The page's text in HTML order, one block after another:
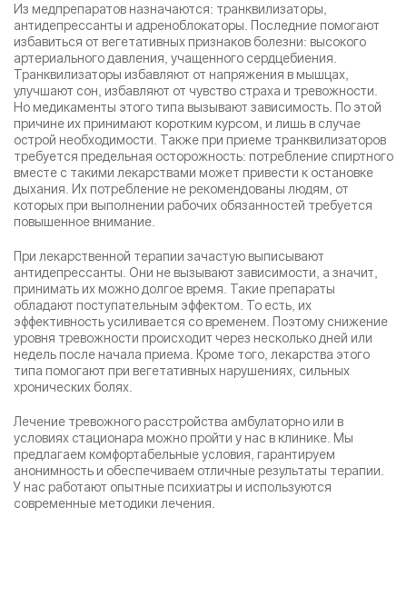
Из медпрепаратов назначаются: транквилизаторы,
антидепрессанты и адреноблокаторы. Последние помогают
избавиться от вегетативных признаков болезни: высокого
артериального давления, учащенного сердцебиения.
Транквилизаторы избавляют от напряжения в мышцах,
улучшают сон, избавляют от чувство страха и тревожности.
Но медикаменты этого типа вызывают зависимость. По этой
причине их принимают коротким курсом, и лишь в случае
острой необходимости. Также при приеме транквилизаторов
требуется предельная осторожность: потребление спиртного
вместе с такими лекарствами может привести к остановке
дыхания. Их потребление не рекомендованы людям, от
которых при выполнении рабочих обязанностей требуется
повышенное внимание.
При лекарственной терапии зачастую выписывают
антидепрессанты. Они не вызывают зависимости, а значит,
принимать их можно долгое время. Такие препараты
обладают поступательным эффектом. То есть, их
эффективность усиливается со временем. Поэтому снижение
уровня тревожности происходит через несколько дней или
недель после начала приема. Кроме того, лекарства этого
типа помогают при вегетативных нарушениях, сильных
хронических болях.
Лечение тревожного расстройства амбулаторно или в
условиях стационара можно пройти у нас в клинике. Мы
предлагаем комфортабельные условия, гарантируем
анонимность и обеспечиваем отличные результаты терапии.
У нас работают опытные психиатры и используются
современные методики лечения.